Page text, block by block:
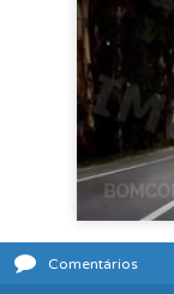
Comentários